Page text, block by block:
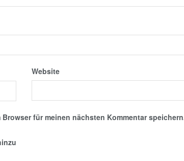
Website
für meinen nächsten Kommentar